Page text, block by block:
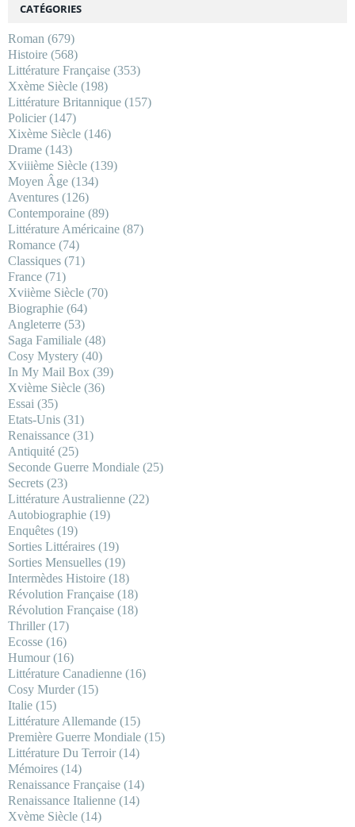
CATÉGORIES
Roman (679)
Histoire (568)
Littérature Française (353)
Xxème Siècle (198)
Littérature Britannique (157)
Policier(147)
Xixème Siècle (146)
Drame (143)
Xviiième Siècle (139)
Moyen Âge (134)
Aventures (126)
Contemporaine (89)
Littérature Américaine (87)
Romance (74)
Classiques (71)
France (71)
Xviième Siècle (70)
Biographie (64)
Angleterre (53)
Saga Familiale (48)
Cosy Mystery (40)
In My Mail Box (39)
Xvième Siècle (36)
Essai (35)
Etats-Unis (31)
Renaissance (31)
Antiquité (25)
Seconde Guerre Mondiale (25)
Secrets (23)
Littérature Australienne (22)
Autobiographie (19)
Enquêtes (19)
Sorties Littéraires (19)
Sorties Mensuelles (19)
Intermèdes Histoire (18)
Révolution Française (18)
Révolution Française (18)
Thriller(17)
Ecosse (16)
Humour(16)
Littérature Canadienne (16)
Cosy Murder(15)
Italie (15)
Littérature Allemande (15)
Première Guerre Mondiale (15)
Littérature Du Terroir(14)
Mémoires (14)
Renaissance Française (14)
Renaissance Italienne (14)
Xvème Siècle (14)